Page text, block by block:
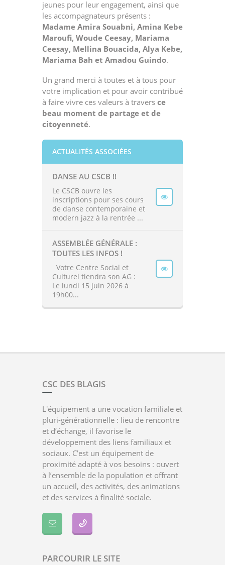
jeunes pour leur engagement, ainsi que
les accompagnateurs présents :
Madame Amira Souabni, Amina Kebe
Maroufi, Woude Ceesay, Mariama
Ceesay, Mellina Bouacida, Alya Kebe,
Mariama Bah et Amadou Guindo.
Un grand merci à toutes et à tous pour
votre implication et pour avoir contribué
à faire vivre ces valeurs à travers ce
beau moment de partage et de
citoyenneté.
ACTUALITÉS ASSOCIÉES
DANSE AU CSCB !!
Le CSCB ouvre les
inscriptions pour ses cours
de danse contemporaine et
modern jazz à la rentrée ...
ASSEMBLÉE GÉNÉRALE :
TOUTES LES INFOS !
Votre Centre Social et
Culturel tiendra son AG :
Le lundi 15 juin 2026 à
19h00...
CSC DES BLAGIS
L'équipement a une vocation familiale et
pluri-générationnelle : lieu de rencontre
et d’échange, il favorise le
développement des liens familiaux et
sociaux. C’est un équipement de
proximité adapté à vos besoins : ouvert
à l’ensemble de la population et offrant
un accueil, des activités, des animations
et des services à finalité sociale.
PARCOURIR LE SITE